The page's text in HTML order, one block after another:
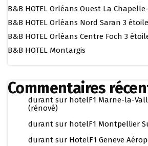
B&B HOTEL Orléans Ouest La
B&B HOTEL Orléans Nord Saran 3
B&B HOTEL Orléans Centre Foch 3
B&B HOTEL Montargis
Commentaires
durant sur hotelF1 Marne-la-
(rénové)
durant sur hotelF1 Montpellier
durant sur HotelF1 Geneve